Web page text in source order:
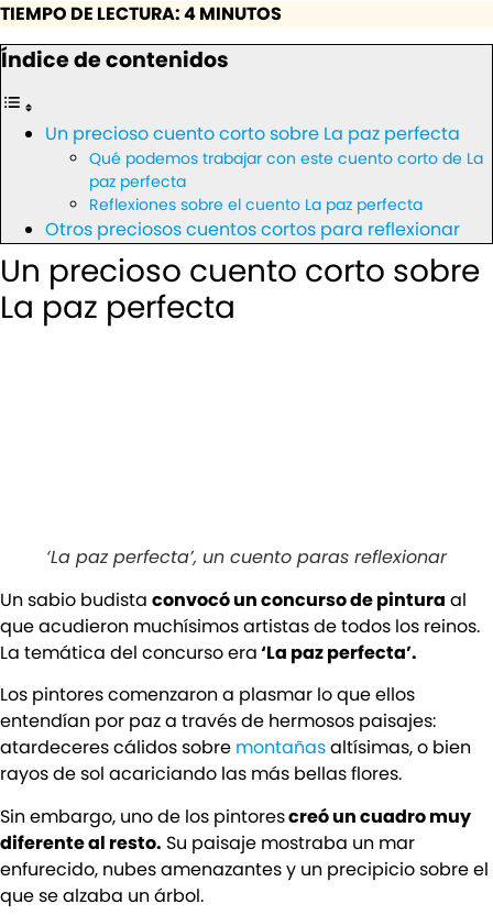
TIEMPO DE LECTURA: 4 MINUTOS
Índice de contenidos
Un precioso cuento corto sobre La paz perfecta
Qué podemos trabajar con este cuento corto de La
paz perfecta
Reflexiones sobre el cuento La paz perfecta
Otros preciosos cuentos cortos para reflexionar
Un precioso cuento corto sobre
La paz perfecta
‘La paz perfecta’, un cuento paras reflexionar
Un sabio budista convocó un concurso de pintura al
que acudieron muchísimos artistas de todos los reinos.
La temática del concurso era‘La paz perfecta’.
Los pintores comenzaron a plasmar lo que ellos
entendían por paz a través de hermosos paisajes:
atardeceres cálidos sobre montañasaltísimas, o bien
rayos de sol acariciando las más bellas flores.
Sin embargo, uno de los pintorescreó un cuadro muy
diferente al resto. Su paisaje mostraba un mar
enfurecido, nubes amenazantes y un precipicio sobre el
que se alzaba un árbol.